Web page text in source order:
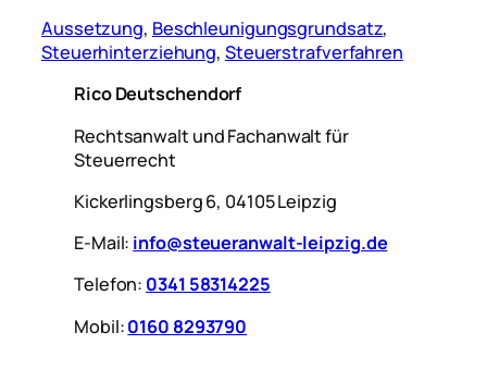
Aussetzung, Beschleunigungsgrundsatz
Steuerhinterziehung, Steuerstrafverfahren
Rico Deutschendorf
Rechtsanwalt und Fachanwalt für
Steuerrecht
Kickerlingsberg 6, 04105 Leipzig
E-Mail: info@steueranwalt-leipzig.de
Telefon: 0341 58314225
Mobil:0160 8293790